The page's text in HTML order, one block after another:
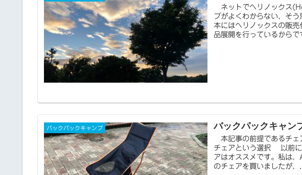
ネットでヘリノックス
プがよくわからない、そ
本にはヘリノックスの販
品展開を行っているからで
バックパックキャンプ バックパックキャン
本記事の前提であるチェ
チェアという選択 以前に
アはオススメです。私は
のチェアを買いましたが、...